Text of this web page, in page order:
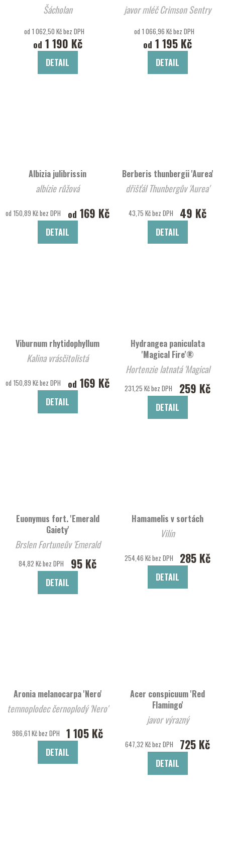
Šácholan
od 1 062,50 Kč bez DPH
od 1 190 Kč
DETAIL
javor mléč Crimson Sentry
od 1 066,96 Kč bez DPH
od 1 195 Kč
DETAIL
Albizia julibrissin
albízie růžová
od 150,89 Kč bez DPH od 169 Kč
DETAIL
Berberis thunbergii 'Aurea'
dřišťál Thunbergův 'Aurea'
43,75 Kč bez DPH 49 Kč
DETAIL
Viburnum rhytidophyllum
Kalina vrásčitolistá
od 150,89 Kč bez DPH od 169 Kč
DETAIL
Hydrangea paniculata
'Magical Fire'®
Hortenzie latnatá 'Magical
231,25 Kč bez DPH 259 Kč
DETAIL
Euonymus fort. 'Emerald
Gaiety'
Brslen Fortuneův 'Emerald
84,82 Kč bez DPH 95 Kč
DETAIL
Hamamelis v sortách
Vilín
254,46 Kč bez DPH 285 Kč
DETAIL
Aronia melanocarpa 'Nero'
temnoplodec černoplodý 'Nero'
986,61 Kč bez DPH 1 105 Kč
DETAIL
Acer conspicuum 'Red
Flamingo'
javor výrazný
647,32 Kč bez DPH 725 Kč
DETAIL